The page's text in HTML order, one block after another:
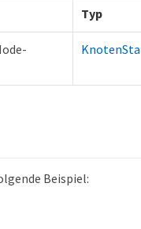
Typ
Beispiel: